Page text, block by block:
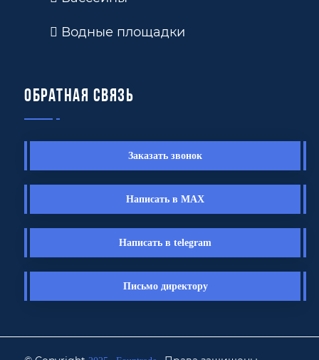
Водные площадки
Обратная связь
Заказать звонок
Написать в MAX
Написать в telegram
Письмо директору